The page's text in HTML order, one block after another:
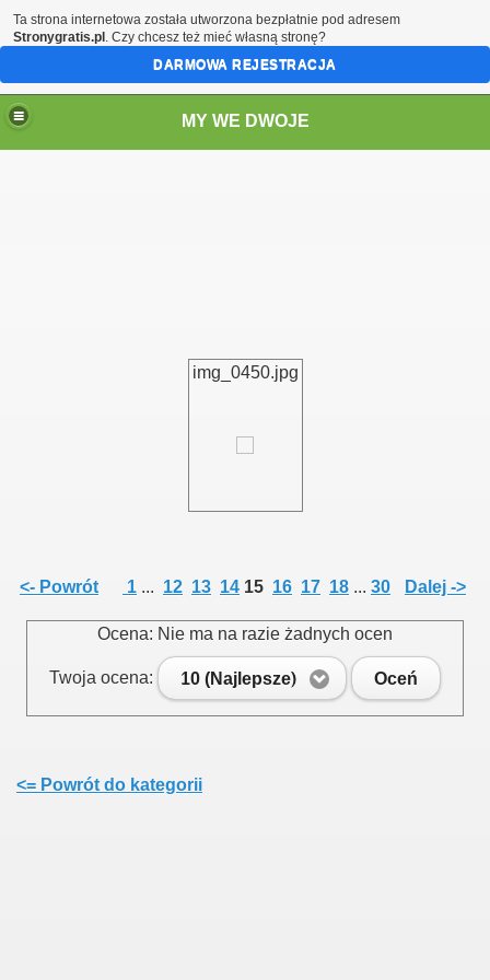
MY WE DWOJE
img_0450.jpg
<- Powrót 1 ... 12 13 14 15 16 17 18 ... 30 Dalej ->
Ocena: Nie ma na razie żadnych ocen
Twoja ocena: 10 (Najlepsze) Oceń
<= Powrót do kategorii
Ta strona internetowa została utworzona bezpłatnie pod adresem
Stronygratis.pl . Czy chcesz też mieć własną stronę?
DARMOWA REJESTRACJA